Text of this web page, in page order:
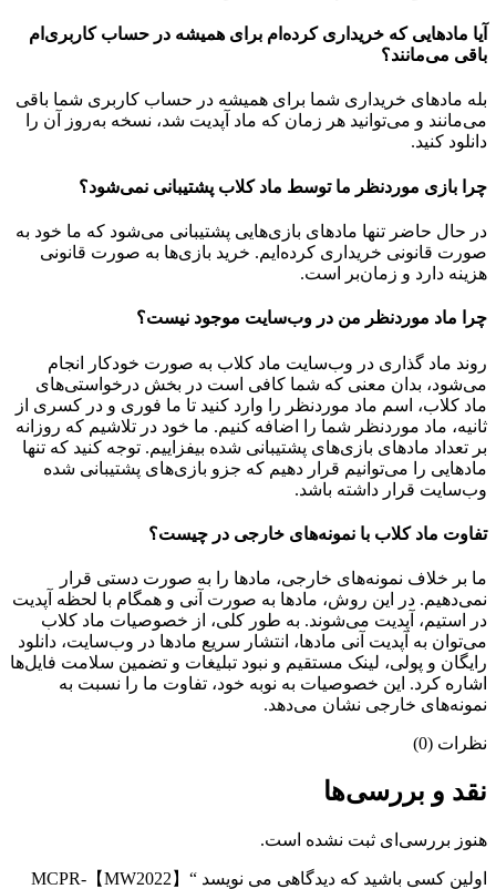
آیا مادهایی که خریداری کرده‌ام برای همیشه در حساب‌ کاربری‌ام
باقی می‌مانند؟
بله مادهای خریداری شما برای همیشه در حساب کاربری شما باقی
می‌مانند و می‌توانید هر زمان که ماد آپدیت شد، نسخه به‌روز آن را
دانلود کنید.
چرا بازی موردنظر ما توسط ماد کلاب پشتیبانی نمی‌شود؟
در حال حاضر تنها مادهای بازی‌هایی پشتیبانی می‌شود که ما خود به
صورت قانونی خریداری کرده‌ایم. خرید بازی‌ها به صورت قانونی
هزینه دارد و زمان‌بر است.
چرا ماد موردنظر من در وب‌سایت موجود نیست؟
روند ماد گذاری در وب‌سایت ماد کلاب به صورت خودکار انجام
می‌شود، بدان معنی که شما کافی است در بخش درخواستی‌های
ماد کلاب، اسم ماد موردنظر را وارد کنید تا ما فوری و در کسری از
ثانیه، ماد موردنظر شما را اضافه کنیم. ما خود در تلاشیم که روزانه
بر تعداد مادهای بازی‌های پشتیبانی شده بیفزاییم. توجه کنید که تنها
مادهایی را می‌توانیم قرار دهیم که جزو بازی‌های پشتیبانی شده
وب‌سایت قرار داشته باشد.
تفاوت ماد کلاب با نمونه‌های خارجی در چیست؟
ما بر خلاف نمونه‌های خارجی، مادها را به صورت دستی قرار
نمی‌دهیم. در این روش، مادها به صورت آنی و همگام با لحظه آپدیت
در استیم، آپدیت می‌شوند. به طور کلی، از خصوصیات ماد کلاب
می‌‌توان به آپدیت آنی مادها، انتشار سریع مادها در وب‌سایت، دانلود
رایگان و پولی، لینک مستقیم و نبود تبلیغات و تضمین سلامت فایل‌ها
اشاره کرد. این خصوصیات به نوبه خود، تفاوت ما را نسبت به
نمونه‌های خارجی نشان می‌دهد.
نظرات (0)
نقد و بررسی‌ها
هنوز بررسی‌ای ثبت نشده است.
اولین کسی باشید که دیدگاهی می نویسد “【MW2022】MCPR-